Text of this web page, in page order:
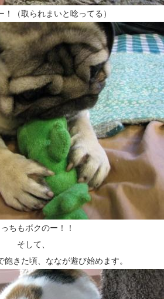
！（取られまいと唸ってる）
ちもボクのー！！
そして、
きた頃、ななが遊び始めます。